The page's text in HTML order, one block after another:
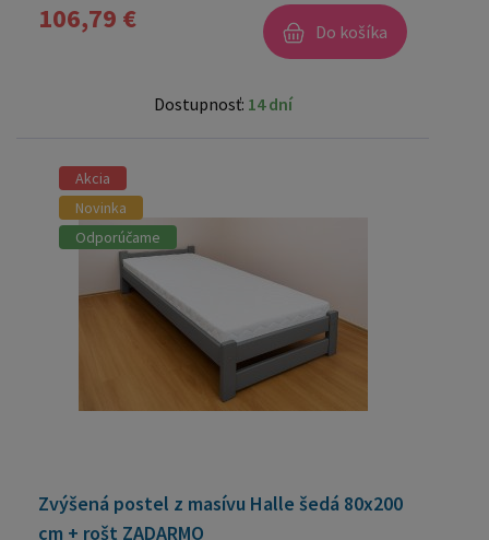
106,79 € Do košíka
Dostupnosť: 14 dní
Akcia
Novinka
Odporúčame
Zvýšená postel z masívu Halle šedá 80x200
cm + rošt ZADARMO